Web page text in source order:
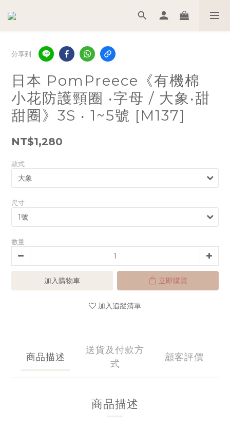
分享到
日本 PomPreece《有機棉
小花防護頸圈 ‧字母 / 大象‧甜
甜圈》3S ‧ 1~5號 [M137]
NT$1,280
款式
尺寸
數量
加入購物車 立即購買
加入追蹤清單
商品描述
送貨及付款方
式
顧客評價
商品描述